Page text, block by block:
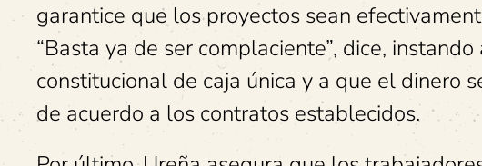
garantice que los proyectos sean
“Basta ya de ser complaciente”, dice,
constitucional de caja única y a que el dinero
de acuerdo a los contratos establecidos.